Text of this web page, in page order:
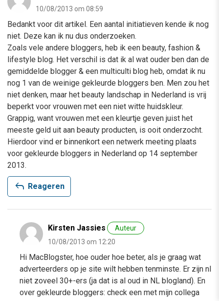
10/08/2013 om 08:59
Bedankt voor dit artikel. Een aantal initiatieven kende ik nog
niet. Deze kan ik nu dus onderzoeken.
Zoals vele andere bloggers, heb ik een beauty, fashion &
lifestyle blog. Het verschil is dat ik al wat ouder ben dan de
gemiddelde blogger & een multiculti blog heb, omdat ik nu
nog 1 van de weinige gekleurde bloggers ben. Men zou het
niet denken, maar het beauty landschap in Nederland is vrij
beperkt voor vrouwen met een niet witte huidskleur.
Grappig, want vrouwen met een kleurtje geven juist het
meeste geld uit aan beauty producten, is ooit onderzocht.
Hierdoor vind er binnenkort een netwerk meeting plaats
voor gekleurde bloggers in Nederland op 14 september
2013.
reply Reageren
Kirsten Jassies
Auteur
10/08/2013 om 12:20
Hi MacBlogster, hoe ouder hoe beter, als je graag wat
adverteerders op je site wilt hebben tenminste. Er zijn nl
niet zoveel 30+-ers (ja dat is al oud in NL blogland). En
over gekleurde bloggers: check een met mijn collega